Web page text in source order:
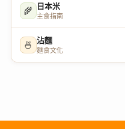
🌾 日本米
主食指南
🍜 沾麵
麵食文化